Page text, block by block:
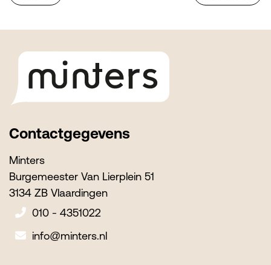
Contactgegevens
Minters
Burgemeester Van Lierplein 51
3134 ZB Vlaardingen
010 - 4351022
info@minters.nl